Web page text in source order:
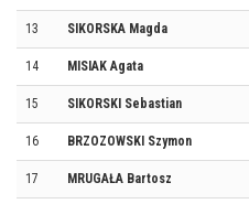
13 SIKORSKA Magda
14 MISIAK Agata
15 SIKORSKI Sebastian
16 BRZOZOWSKI Szymon
17 MRUGAŁA Bartosz